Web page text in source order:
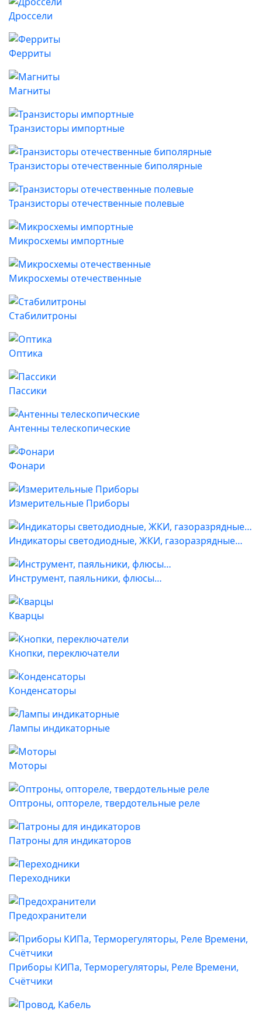
Дроссели
Ферриты
Магниты
Транзисторы импортные
Транзисторы отечественные биполярные
Транзисторы отечественные полевые
Микросхемы импортные
Микросхемы отечественные
Стабилитроны
Оптика
Пассики
Антенны телескопические
Фонари
Измерительные Приборы
Индикаторы светодиодные, ЖКИ, газоразрядные…
Инструмент, паяльники, флюсы…
Кварцы
Кнопки, переключатели
Конденсаторы
Лампы индикаторные
Моторы
Оптроны, оптореле, твердотельные реле
Патроны для индикаторов
Переходники
Предохранители
Приборы КИПа, Терморегуляторы, Реле Времени,
Счётчики